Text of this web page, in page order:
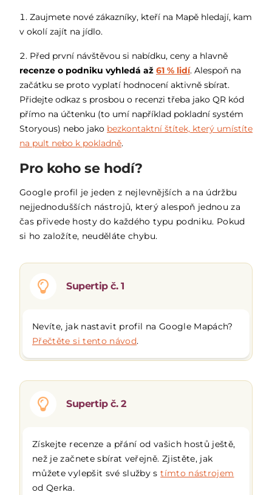
Zaujmete nové zákazníky, kteří na Mapě hledají, kam
v okolí zajít na jídlo.
Před první návštěvou si nabídku, ceny a hlavně
recenze o podniku vyhledá až 61 % lidí. Alespoň na
začátku se proto vyplatí hodnocení aktivně sbírat.
Přidejte odkaz s prosbou o recenzi třeba jako QR kód
přímo na účtenku (to umí například pokladní systém
Storyous) nebo jako bezkontaktní štítek, který umístíte
na pult nebo k pokladně.
Pro koho se hodí?
Google profil je jeden z nejlevnějších a na údržbu
nejjednodušších nástrojů, který alespoň jednou za
čas přivede hosty do každého typu podniku. Pokud
si ho založíte, neuděláte chybu.
Supertip č. 1
Nevíte, jak nastavit profil na Google Mapách?
Přečtěte si tento návod.
Supertip č. 2
Získejte recenze a přání od vašich hostů ještě,
než je začnete sbírat veřejně. Zjistěte, jak
můžete vylepšit své služby stímto nástrojem
od Qerka.